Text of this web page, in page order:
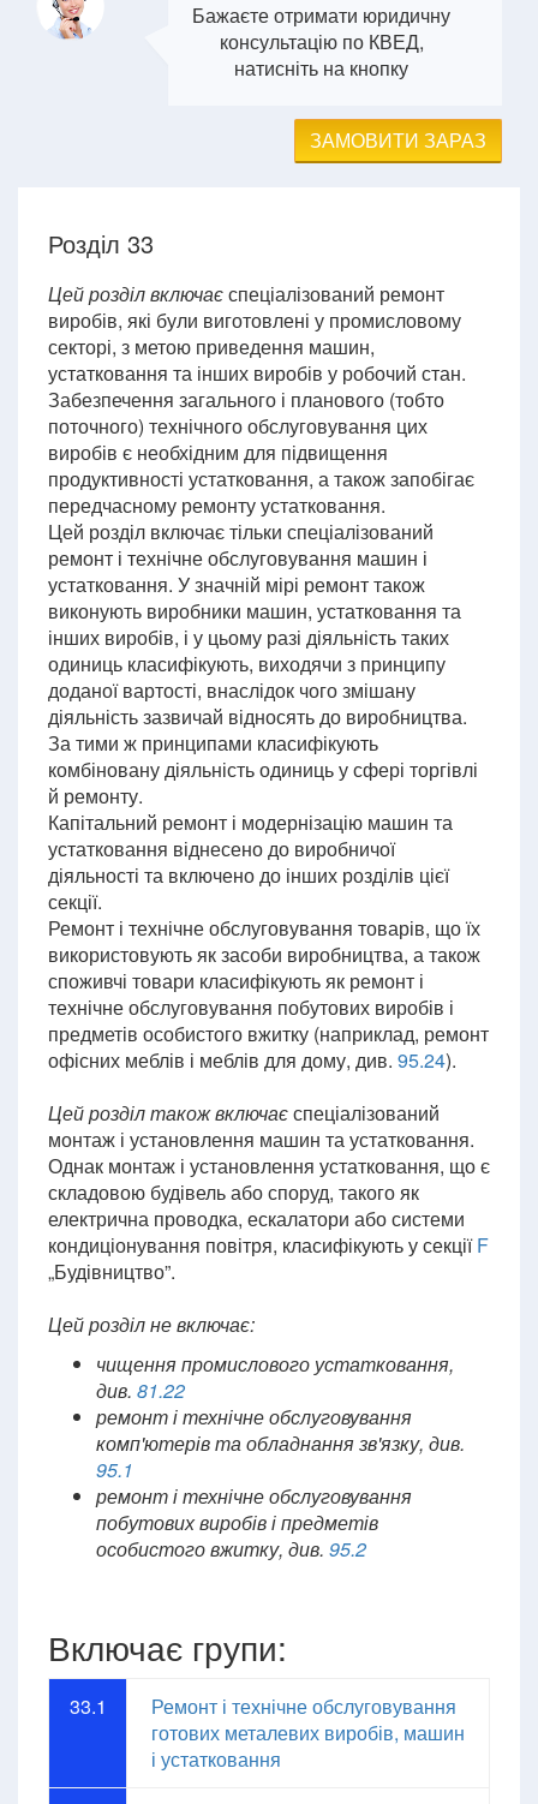
Бажаєте отримати юридичну
консультацію по КВЕД,
натисніть на кнопку
ЗАМОВИТИ ЗАРАЗ
Розділ 33
Цей розділ включаєспеціалізований ремонт
виробів, які були виготовлені у промисловому
секторі, з метою приведення машин,
устатковання та інших виробів у робочий стан.
Забезпечення загального і планового (тобто
поточного) технічного обслуговування цих
виробів є необхідним для підвищення
продуктивності устатковання, а також запобігає
передчасному ремонту устатковання.
Цей розділ включає тільки спеціалізований
ремонт і технічне обслуговування машин і
устатковання. У значній мірі ремонт також
виконують виробники машин, устатковання та
інших виробів, і у цьому разі діяльність таких
одиниць класифікують, виходячи з принципу
доданої вартості, внаслідок чого змішану
діяльність зазвичай відносять до виробництва.
За тими ж принципами класифікують
комбіновану діяльність одиниць у сфері торгівлі
й ремонту.
Капітальний ремонт і модернізацію машин та
устатковання віднесено до виробничої
діяльності та включено до інших розділів цієї
секції.
Ремонт і технічне обслуговування товарів, що їх
використовують як засоби виробництва, а також
споживчі товари класифікують як ремонт і
технічне обслуговування побутових виробів і
предметів особистого вжитку (наприклад, ремонт
офісних меблів і меблів для дому, див. 95.24).
Цей розділ також включаєспеціалізований
монтаж і установлення машин та устатковання.
Однак монтаж і установлення устатковання, що є
складовою будівель або споруд, такого як
електрична проводка, ескалатори або системи
кондиціонування повітря, класифікують у секціїF
„Будівництво”.
Цей розділ не включає:
чищення промислового устатковання,
див. 81.22
ремонт і технічне обслуговування
комп'ютерів та обладнання зв'язку, див.
95.1
ремонт і технічне обслуговування
побутових виробів і предметів
особистого вжитку, див. 95.2
Включає групи:
33.1
Ремонт і технічне обслуговування
готових металевих виробів, машин
і устатковання